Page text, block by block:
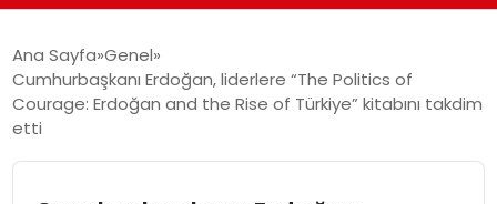
Ana Sayfa Genel
Cumhurbaşkanı Erdoğan, liderlere “The Politics of
Courage: Erdoğan and the Rise of Türkiye” kitabını takdim
etti